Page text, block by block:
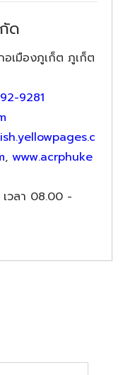
ด
เมืองภูเก็ต ภูเก็ต
9281
, www.acrphuke
วลา 08.00 -